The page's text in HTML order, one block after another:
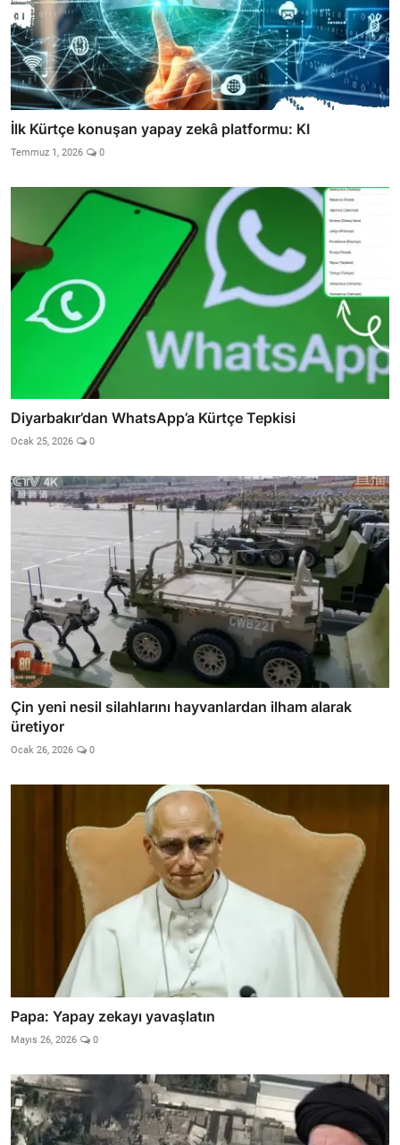
İlk Kürtçe konuşan yapay zekâ platformu: KI
Temmuz 1, 2026 0
Diyarbakır’dan WhatsApp’a Kürtçe Tepkisi
Ocak 25, 2026 0
Çin yeni nesil silahlarını hayvanlardan ilham alarak
üretiyor
Ocak 26, 2026 0
Papa: Yapay zekayı yavaşlatın
Mayıs 26, 2026 0